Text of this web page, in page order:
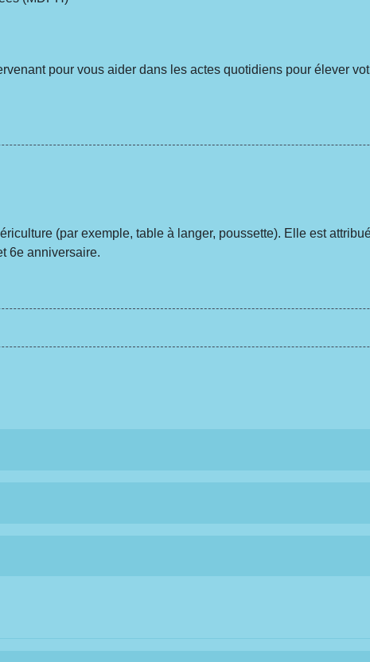
pour vous aider dans les actes quotidiens pour élever
(par exemple, table à langer, poussette). Elle est
6e anniversaire.